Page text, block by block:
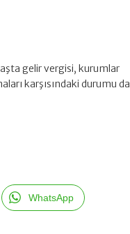
gelir vergisi, kurumlar
karşısındaki durumu da
WhatsApp